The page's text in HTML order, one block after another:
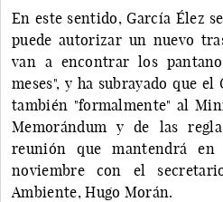
En este sentido, García Élez
puede autorizar un nuevo
van a encontrar los
meses", y ha subrayado que
también "formalmente" al
Memorándum y de las
reunión que mantendrá
noviembre con el
Ambiente, Hugo Morán.